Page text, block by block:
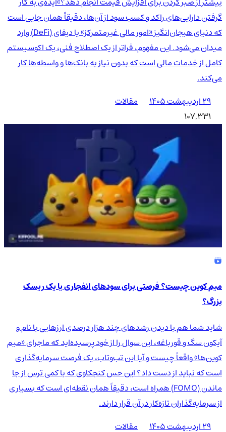
گرفتن دارایی‌های راکد و کسب سود از آن‌ها، دقیقاً همان جایی است
که دنیای هیجان‌انگیز «امور مالی غیرمتمرکز» یا دیفای (DeFi) وارد
میدان می‌شود. این مفهوم، فراتر از یک اصطلاح فنی، یک اکوسیستم
کامل از خدمات مالی است که بدون نیاز به بانک‌ها و واسطه‌ها کار
می‌کند.
۲۹ اردیبهشت ۱۴۰۵
مقالات
107,331
میم کوین چیست؟ فرصتی برای سودهای انفجاری یا یک ریسک
بزرگ؟
شاید شما هم با دیدن رشدهای چند هزار درصدی ارزهایی با نام و
آیکون سگ و قورباغه، این سوال را از خود پرسیده‌اید که ماجرای «میم
کوین‌ها» واقعاً چیست و آیا این تب‌وتاب، یک فرصت سرمایه‌گذاری
است که نباید از دست داد؟ این حس کنجکاوی که با کمی ترس از جا
ماندن (FOMO) همراه است، دقیقاً همان نقطه‌ای است که بسیاری
از سرمایه‌گذاران تازه‌کار در آن قرار دارند.
۲۹ اردیبهشت ۱۴۰۵
مقالات